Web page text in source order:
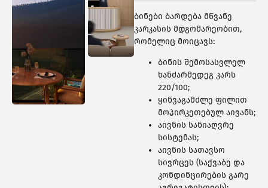
ბინები ბარდება მწვანე
კარკასის მდგომარეობით,
რომელიც მოიცავს:
ბინის შემოსასვლელ
ხანძარმედეგ კარს
220/100;
ყინვაგამძლე ფილით
მოპირკეთებულ აივანს;
აივნის სანიაღვრე
სისტემას;
აივნის სათავსო
სივრცეს (საქვაბე და
კონდინცირების გარე